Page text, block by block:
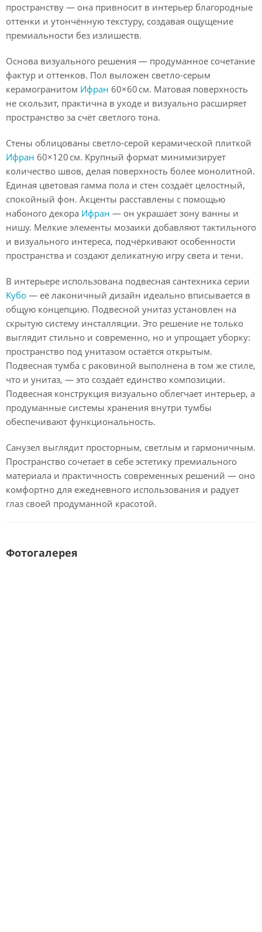
пространству — она привносит в интерьер благородные
оттенки и утончённую текстуру, создавая ощущение
премиальности без излишеств.
Основа визуального решения — продуманное сочетание
фактур и оттенков. Пол выложен светло-серым
керамогранитом Ифран 60×60 см. Матовая поверхность
не скользит, практична в уходе и визуально расширяет
пространство за счёт светлого тона.
Стены облицованы светло-серой керамической плиткой
Ифран 60×120 см. Крупный формат минимизирует
количество швов, делая поверхность более монолитной.
Единая цветовая гамма пола и стен создаёт целостный,
спокойный фон. Акценты расставлены с помощью
набоного декора Ифран — он украшает зону ванны и
нишу. Мелкие элементы мозаики добавляют тактильного
и визуального интереса, подчёркивают особенности
пространства и создают деликатную игру света и тени.
В интерьере использована подвесная сантехника серии
Кубо — её лаконичный дизайн идеально вписывается в
общую концепцию. Подвесной унитаз установлен на
скрытую систему инсталляции. Это решение не только
выглядит стильно и современно, но и упрощает уборку:
пространство под унитазом остаётся открытым.
Подвесная тумба с раковиной выполнена в том же стиле,
что и унитаз, — это создаёт единство композиции.
Подвесная конструкция визуально облегчает интерьер, а
продуманные системы хранения внутри тумбы
обеспечивают функциональность.
Санузел выглядит просторным, светлым и гармоничным.
Пространство сочетает в себе эстетику премиального
материала и практичность современных решений — оно
комфортно для ежедневного использования и радует
глаз своей продуманной красотой.
Фотогалерея